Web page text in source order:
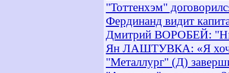
"Тоттенхэм"
Фердинанд видит
Дмитрий ВОРОБЕЙ:
Ян ЛАШТУВКА: «Я
"Металлург" (Д)